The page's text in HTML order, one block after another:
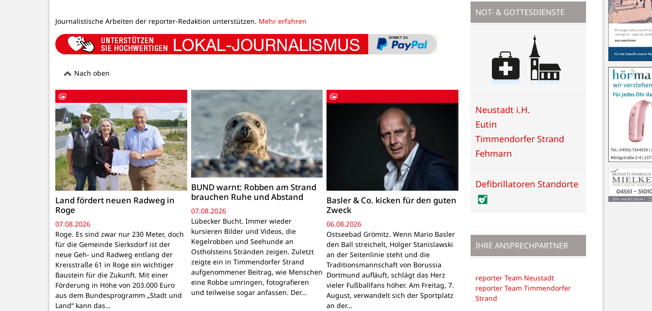
Journalistische Arbeiten der reporter-Redaktion unterstützen. Mehr erfahren
Nach oben
Land fördert neuen Radweg in
Roge
07.08.2026
Roge. Es sind zwar nur 230 Meter, doch
für die Gemeinde Sierksdorf ist der
neue Geh- und Radweg entlang der
Kreisstraße 61 in Roge ein wichtiger
Baustein für die Zukunft. Mit einer
Förderung in Höhe von 203.000 Euro
aus dem Bundesprogramm „Stadt und
Land“ kann das…
BUND warnt: Robben am Strand
brauchen Ruhe und Abstand
07.08.2026
Lübecker Bucht. Immer wieder
kursieren Bilder und Videos, die
Kegelrobben und Seehunde an
Ostholsteins Stränden zeigen. Zuletzt
zeigte ein in Timmendorfer Strand
aufgenommener Beitrag, wie Menschen
eine Robbe umringen, fotografieren
und teilweise sogar anfassen. Der…
Basler & Co. kicken für den guten
Zweck
06.08.2026
Ostseebad Grömitz. Wenn Mario Basler
den Ball streichelt, Holger Stanislawski
an der Seitenlinie steht und die
Traditionsmannschaft von Borussia
Dortmund aufläuft, schlägt das Herz
vieler Fußballfans höher. Am Freitag, 7.
August, verwandelt sich der Sportplatz
an der…
NOT- & GOTTESDIENSTE
Neustadt i.H.
Eutin
Timmendorfer Strand
Fehmarn
Defibrillatoren Standorte
IHRE ANSPRECHPARTNER
reporter Team Neustadt
reporter Team Timmendorfer
Strand